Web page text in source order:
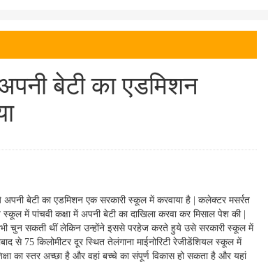
बेटी का एडमिशन
बेटी का एडमिशन एक सरकारी स्कूल में करवाया है | कलेक्टर मसर्रत
में पांचवी कक्षा में अपनी बेटी का दाखिला करवा कर मिसाल पेश की |
चुन सकती थीं लेकिन उन्होंने इससे परहेज करते हुये उसे सरकारी स्कूल में
से 75 किलोमीटर दूर स्थित तेलंगाना माईनोरिटी रेजीडेंशियल स्कूल में
का स्तर अच्छा है और वहां बच्चे का संपूर्ण विकास हो सकता है और यहां